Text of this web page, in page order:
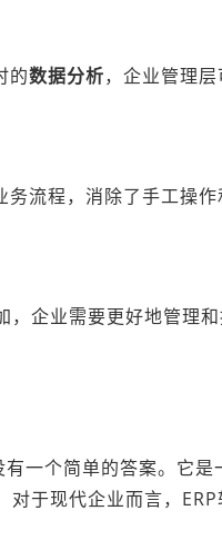
的数据分析，企业管理
务流程，消除了手工操
，企业需要更好地管理
有一个简单的答案。它
对于现代企业而言，